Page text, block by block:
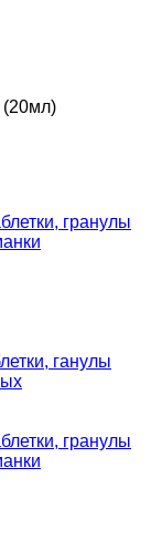
(20мл)
гранулы
ганулы
гранулы